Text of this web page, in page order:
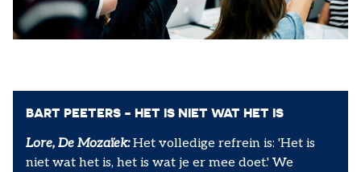
BART PEETERS - HET IS NIET WAT HET IS
Lore, De Mozaïek:Het volledige refrein is: 'Het is
niet wat het is, het is wat je er mee doet.' We